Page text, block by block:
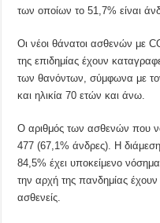
των οποίων το 51,7% είναι
Οι νέοι θάνατοι ασθενών με
της επιδημίας έχουν
των θανόντων, σύμφωνα με
και ηλικία 70 ετών και άνω.
Ο αριθμός των ασθενών που
477 (67,1% άνδρες). Η διάμεση
84,5% έχει υποκείμενο
την αρχή της πανδημίας
ασθενείς.